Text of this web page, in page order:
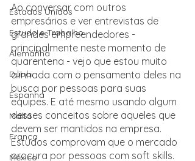
Estados Unidos
Estudo e Trabalho
Alemanha
Dubai
Espanha
Malta
França
México
Ao conversar com outros
empresários e ver entrevistas de
grandes empreendedores -
principalmente neste momento de
quarentena - vejo que estou muito
alinhada com o pensamento deles na
busca por pessoas para suas
equipes. E até mesmo usando algum
desses conceitos sobre aqueles que
devem ser mantidos na empresa.
Estudos comprovam que o mercado
procura por pessoas com soft skills.